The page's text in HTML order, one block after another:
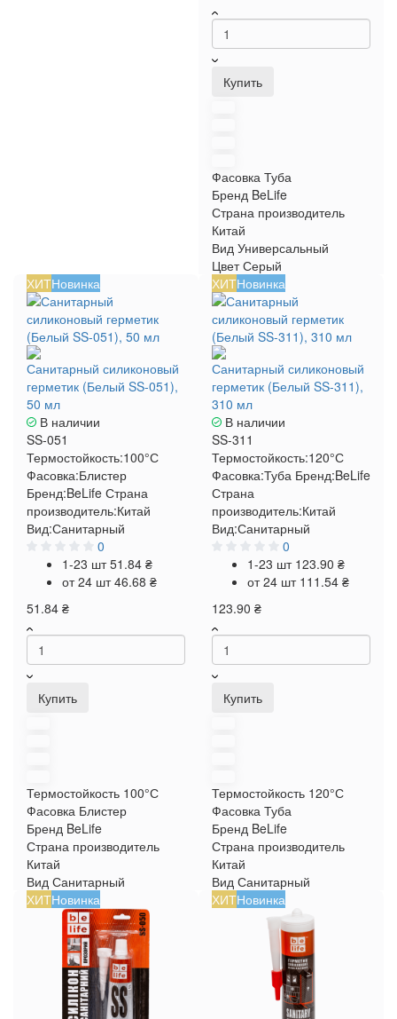
Купить
Фасовка Туба
Бренд BeLife
Страна производитель
Китай
Вид Универсальный
Цвет Серый
ХИТНовинка
Санитарный силиконовый
герметик (Белый SS-051),
50 мл
В наличии
SS-051
Термостойкость:100°С
Фасовка:Блистер
Бренд:BeLife Страна
производитель:Китай
Вид:Санитарный
0
1-23 шт51.84 ₴
от 24 шт46.68 ₴
51.84 ₴
Купить
Термостойкость 100°С
Фасовка Блистер
Бренд BeLife
Страна производитель
Китай
Вид Санитарный
ХИТНовинка
Санитарный силиконовый
герметик (Белый SS-311),
310 мл
В наличии
SS-311
Термостойкость:120°С
Фасовка:Туба Бренд:BeLife
Страна
производитель:Китай
Вид:Санитарный
0
1-23 шт 123.90 ₴
от 24 шт 111.54 ₴
123.90 ₴
Купить
Термостойкость 120°С
Фасовка Туба
Бренд BeLife
Страна производитель
Китай
Вид Санитарный
ХИТНовинка ХИТНовинка